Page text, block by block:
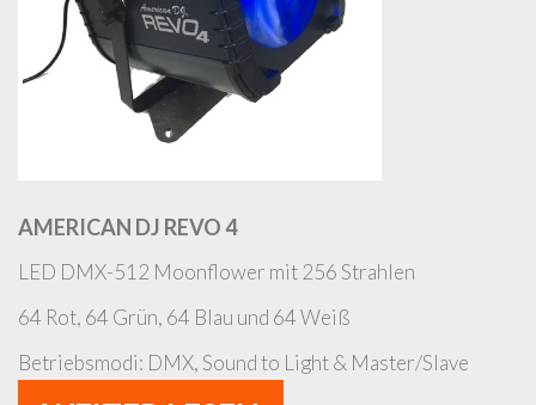
AMERICAN DJ REVO 4
LED DMX-512 Moonflower mit 256 Strahlen
64 Rot, 64 Grün, 64 Blau und 64 Weiß
Betriebsmodi: DMX, Sound to Light & Master/Slave